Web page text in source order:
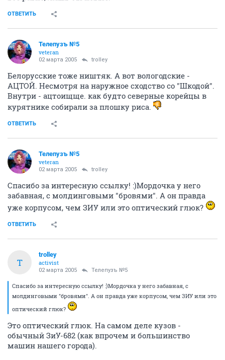
ОТВЕТИТЬ
Телепузъ №5
veteran
02 марта 2005 trolley
Белорусские тоже ништяк. А вот вологодские -
АЦТОЙ. Несмотря на наружное сходство со "Шкодой".
Внутри - ацтоищще. как будто северные корейцы в
курятнике собирали за плошку риса.
ОТВЕТИТЬ
Телепузъ №5
veteran
02 марта 2005 trolley
Спасибо за интересную ссылку! :)Мордочка у него
забавная, с молдинговыми "бровями". А он правда
уже корпусом, чем ЗИУ или это оптический глюк?
ОТВЕТИТЬ
T
trolley
activist
02 марта 2005 Телепузъ №5
Спасибо за интересную ссылку! :)Мордочка у него забавная, с
молдинговыми "бровями". А он правда уже корпусом, чем ЗИУ или это
оптический глюк?
Это оптический глюк. На самом деле кузов -
обычный ЗиУ-682 (как впрочем и большинство
машин нашего города).